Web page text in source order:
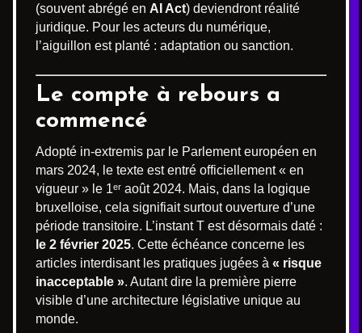
(souvent abrégé en AI Act) deviendront réalité
juridique. Pour les acteurs du numérique,
l’aiguillon est planté : adaptation ou sanction.
Le compte à rebours a
commencé
Adopté in-extremis par le Parlement européen en
mars 2024, le texte est entré officiellement « en
vigueur » le 1ᵉʳ août 2024. Mais, dans la logique
bruxelloise, cela signifiait surtout ouverture d’une
période transitoire. L’instant T est désormais daté :
le 2 février 2025. Cette échéance concerne les
articles interdisant les pratiques jugées à « risque
inacceptable ». Autant dire la première pierre
visible d’une architecture législative unique au
monde.